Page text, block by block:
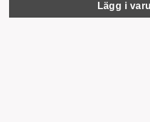
Lägg i